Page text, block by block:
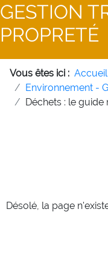
GESTION
PROPRETÉ
Vous êtes ici : Accueil
Environnement -
Déchets : le
Désolé, la page